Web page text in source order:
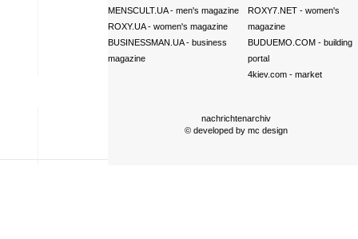
MENSCULT.UA- men's magazine
ROXY.UA- women's magazine
BUSINESSMAN.UA- business
magazine
ROXY7.NET- women's
magazine
BUDUEMO.COM- building
portal
4kiev.com- market
nachrichtenarchiv
© developed by mc design